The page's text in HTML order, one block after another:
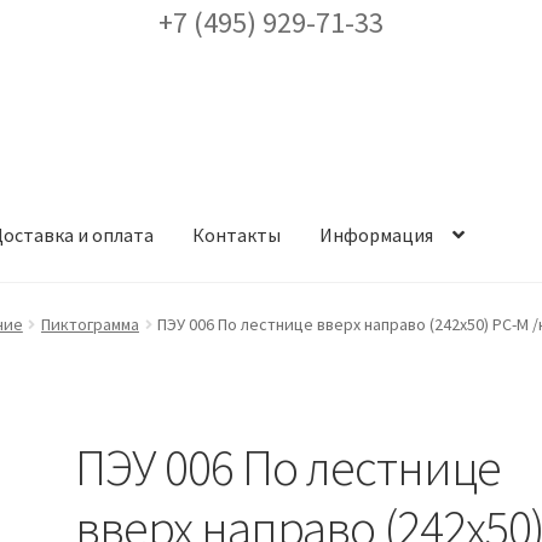
+7 (495) 929-71-33
и оплата Контакты Информация
Доставка и оплатаЗаказ проекта освещения Контакты
Таблица выбора вводного щитка
Пиктограмма ПЭУ 006 По лестнице вверх направо (242х50) PC-
ПЭУ 006 По лестнице
вверх направо